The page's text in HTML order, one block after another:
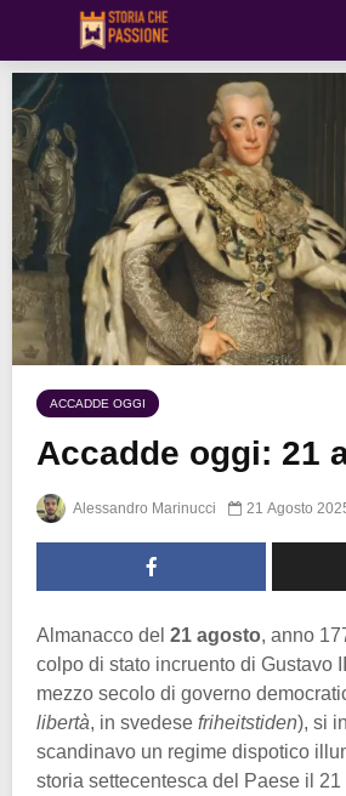
ACCADDE OGGI
Accadde oggi: 21
Alessandro Marinucci 21 Agosto
Almanacco del 21 agosto, anno
colpo di stato incruento di Gustavo
mezzo secolo di governo
libertà, in svedese friheitstiden), si
scandinavo un regime dispotico
storia settecentesca del Paese il